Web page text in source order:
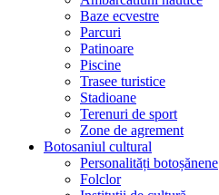
Baze ecvestre
Parcuri
Patinoare
Piscine
Trasee turistice
Stadioane
Terenuri de sport
Zone de agrement
Botosaniul cultural
Personalități botoșănene
Folclor